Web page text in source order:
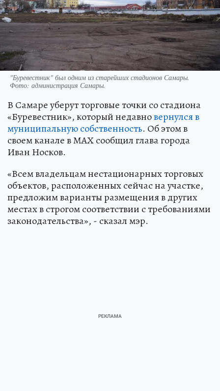
"Буревестник" был одним из старейших стадионов Самары.
Фото: администрация Самары.
В Самаре уберут торговые точки со стадиона
«Буревестник», который недавновернулся в
муниципальную собственность. Об этом в
своем канале в МАХ сообщил глава города
Иван Носков.
«Всем владельцам нестационарных торговых
объектов, расположенных сейчас на участке,
предложим варианты размещения в других
местах в строгом соответствии с требованиями
законодательства», - сказал мэр.